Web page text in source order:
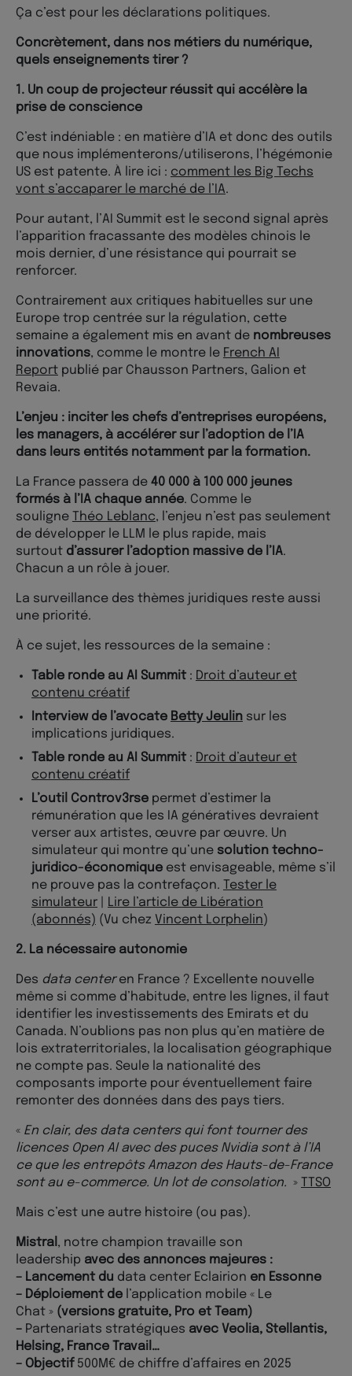
Ça c’est pour les déclarations politiques.
Concrètement, dans nos métiers du numérique,
quels enseignements tirer ?
1. Un coup de projecteur réussit qui accélère la
prise de conscience
C’est indéniable : en matière d’IA et donc des outils
que nous implémenterons/utiliserons, l’hégémonie
US est patente. À lire ici : comment les Big Techs
vont s’accaparer le marché de l’IA.
Pour autant, l’AI Summit est le second signal après
l’apparition fracassante des modèles chinois le
mois dernier, d’une résistance qui pourrait se
renforcer.
Contrairement aux critiques habituelles sur une
Europe trop centrée sur la régulation, cette
semaine a également mis en avant de nombreuses
innovations, comme le montre le French AI
Report publié par Chausson Partners, Galion et
Revaia.
L’enjeu : inciter les chefs d’entreprises européens,
les managers, à accélérer sur l’adoption de l’IA
dans leurs entités notamment par la formation.
La France passera de 40 000 à 100 000 jeunes
formés à l’IA chaque année. Comme le
souligne Théo Leblanc, l’enjeu n’est pas seulement
de développer le LLM le plus rapide, mais
surtout d’assurer l’adoption massive de l’IA.
Chacun a un rôle à jouer.
La surveillance des thèmes juridiques reste aussi
une priorité.
À ce sujet, les ressources de la semaine :
Table ronde au AI Summit : Droit d’auteur et
contenu créatif
Interview de l’avocate Betty Jeulin sur les
implications juridiques.
Table ronde au AI Summit : Droit d’auteur et
contenu créatif
L’outil Controv3rse permet d’estimer la
rémunération que les IA génératives devraient
verser aux artistes, œuvre par œuvre. Un
simulateur qui montre qu’une solution techno-
juridico-économique est envisageable, même s’il
ne prouve pas la contrefaçon. Tester le
simulateur
Lire l’article de Libération
(abonnés) (Vu chez Vincent Lorphelin)
2. La nécessaire autonomie
Des data centeren France ? Excellente nouvelle
même si comme d’habitude, entre les lignes, il faut
identifier les investissements des Emirats et du
Canada. N’oublions pas non plus qu’en matière de
lois extraterritoriales, la localisation géographique
ne compte pas. Seule la nationalité des
composants importe pour éventuellement faire
remonter des données dans des pays tiers.
« En clair, des data centers qui font tourner des
licences Open AI avec des puces Nvidia sont à l’IA
ce que les entrepôts Amazon des Hauts-de-France
sont au e-commerce. Un lot de consolation. » TTSO
Mais c’est une autre histoire (ou pas).
Mistral , notre champion travaille son
leadership avec des annonces majeures :
– Lancement du data center Eclairion en Essonne
– Déploiement de l’application mobile « Le
Chat » (versions gratuite, Pro et Team)
– Partenariats stratégiques avec Veolia, Stellantis,
Helsing, France Travail…
– Objectif 500M€ de chiffre d’affaires en 2025